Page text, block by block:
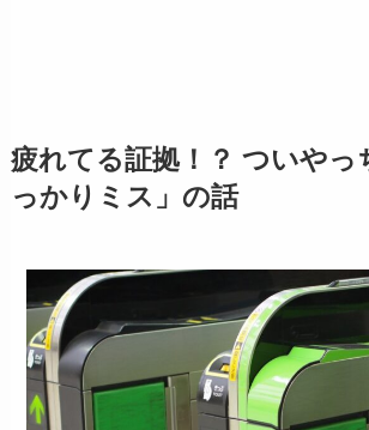
疲れてる証拠！？ ついやっ
っかりミス」の話